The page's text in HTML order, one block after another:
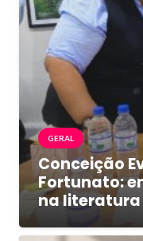
GERAL
Conceição
Fortunato:
na